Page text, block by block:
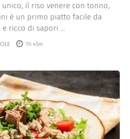
il riso venere con tonno,
è un primo piatto facile da
ricco di sapori ...
1h 45m